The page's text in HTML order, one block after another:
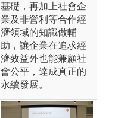
基礎，再加上社會企
業及非營利等合作經
濟領域的知識做輔
助，讓企業在追求經
濟效益外也能兼顧社
會公平，達成真正的
永續發展。